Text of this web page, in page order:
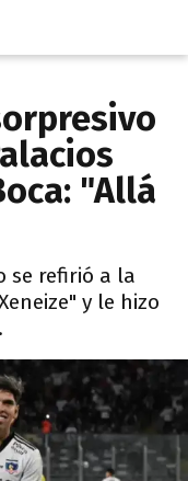
"Allá
se refirió a la
y le hizo